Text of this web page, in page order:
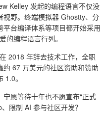
Kelley 发起的编程语言不仅没
野。终端模拟器 Ghostty、分
台编译体系等项目都开始采用
的编程语言行列。
2018 年辞去技术工作，全职
67 万美元的社区资助和赞助
。
愿等待十年也不愿宣布“正式
限制 AI 参与社区开发？